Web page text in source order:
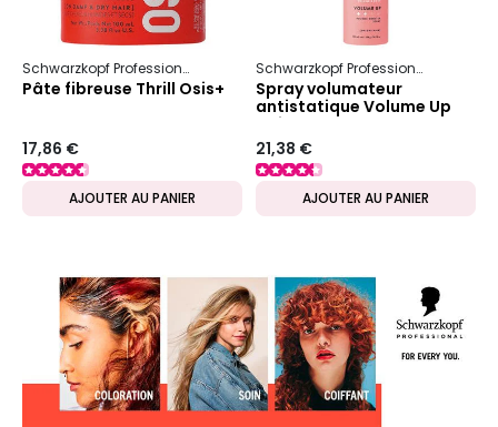
Schwarzkopf Professional Texture
Pâte fibreuse Thrill Osis+
17,86 €
AJOUTER AU PANIER
Schwarzkopf Professional
Spray volumateur
antistatique Volume Up
Osis+
21,38 €
AJOUTER AU PANIER